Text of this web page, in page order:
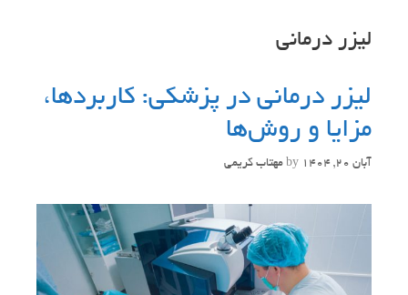
لیزر درمانی
لیزر درمانی در پزشکی: کاربردها،
مزایا و روش‌ها
آبان 20, 1404 by مهتاب کریمی